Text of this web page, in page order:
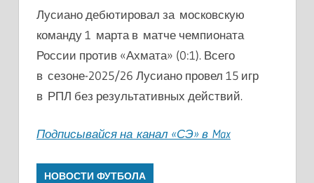
Лусиано дебютировал за московскую
команду 1 марта в матче чемпионата
России против «Ахмата» (0:1). Всего
в сезоне-2025/26 Лусиано провел 15 игр
в РПЛ без результативных действий.
Подписывайся на канал «СЭ» в Max
НОВОСТИ ФУТБОЛА